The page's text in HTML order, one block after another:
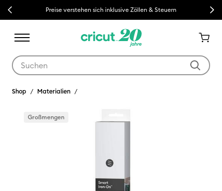
Previous Preise verstehen sich inklusive Zöllen & Steuern Next
Shop Materialien
Großmengen